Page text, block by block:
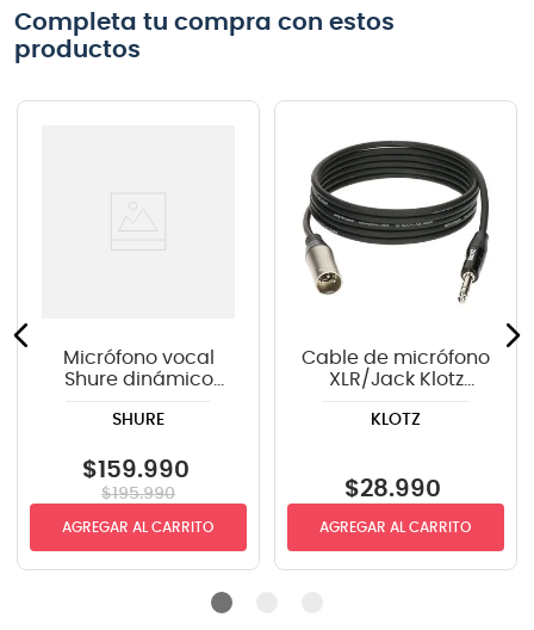
Completa tu compra con estos
productos
Micrófono vocal
Shure dinámico
SHURE
$159.990
$195.990
AGREGAR AL CARRITO
Cable de micrófono
XLR/Jack Klotz
KLOTZ
$28.990
AGREGAR AL CARRITO